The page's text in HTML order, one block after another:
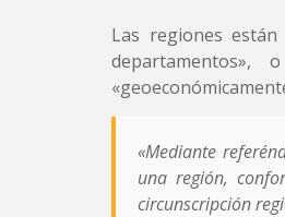
Las regiones
«Mediante
una región,
circunscripción